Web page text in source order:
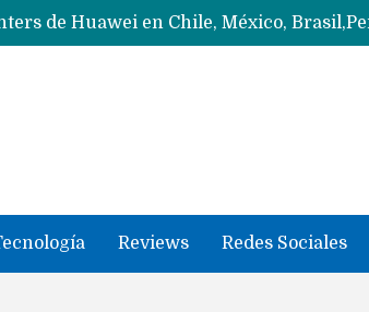
Reviews Redes Sociales